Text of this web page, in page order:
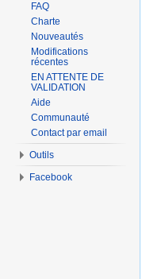
FAQ
Charte
Nouveautés
Modifications
récentes
EN ATTENTE DE
VALIDATION
Aide
Communauté
Contact par email
Outils
Facebook